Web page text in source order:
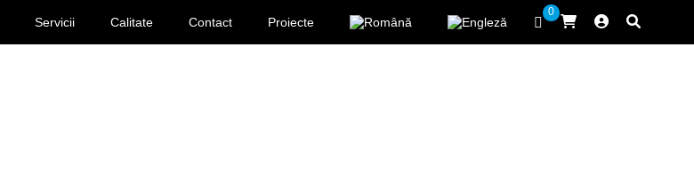
Servicii Calitate Contact Proiecte
0